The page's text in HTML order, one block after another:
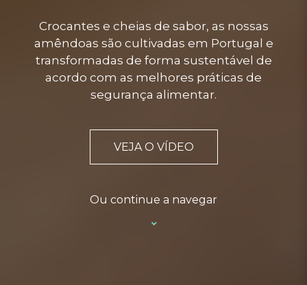
Crocantes e cheias de sabor, as nossas
amêndoas são cultivadas em Portugal e
transformadas de forma sustentável de
acordo com as melhores práticas de
segurança alimentar.
VEJA O VÍDEO
Ou continue a navegar